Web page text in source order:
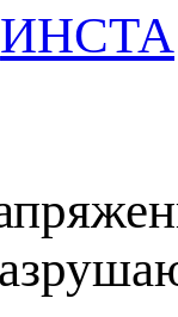
ИНСТА